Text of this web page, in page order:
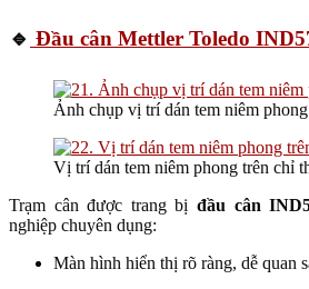
🔹 Đầu cân Mettler Toledo
Ảnh chụp vị trí dán tem niêm
Vị trí dán tem niêm phong trên chỉ
Trạm cân được trang bị đầu cân
nghiệp chuyên dụng:
Màn hình hiển thị rõ ràng, dễ quan